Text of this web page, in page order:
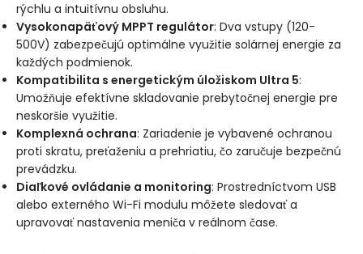
rýchlu a intuitívnu obsluhu.
Vysokonapäťový MPPT regulátor: Dva vstupy (120-
500V) zabezpečujú optimálne využitie solárnej energie za
každých podmienok.
Kompatibilita s energetickým úložiskom Ultra 5:
Umožňuje efektívne skladovanie prebytočnej energie pre
neskoršie využitie.
Komplexná ochrana: Zariadenie je vybavené ochranou
proti skratu, preťaženiu a prehriatiu, čo zaručuje bezpečnú
prevádzku.
Diaľkové ovládanie a monitoring: Prostredníctvom USB
alebo externého Wi-Fi modulu môžete sledovať a
upravovať nastavenia meniča v reálnom čase.